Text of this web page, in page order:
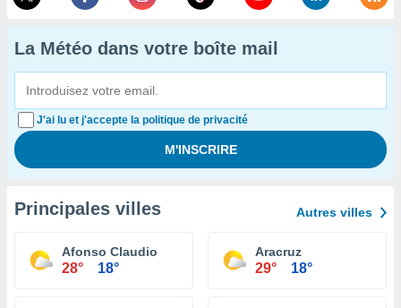
La Météo dans votre boîte mail
J'ai lu et j'accepte la politique de privacité
Principales villes Autres villes
Afonso Claudio
28° 18°
Aracruz
29° 18°